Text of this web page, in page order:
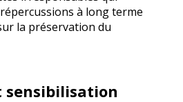
à long terme
la préservation du
sensibilisation